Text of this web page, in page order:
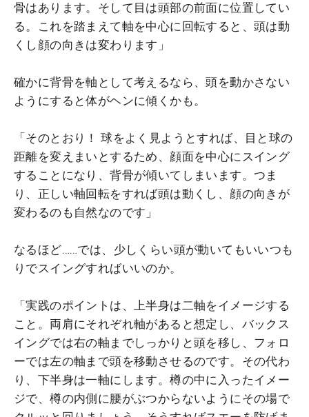
骨はあります。そして目は頭部の前面に位置してい
る。これを踏まえて軸を中心に回転すると、頭は動
くし顔の向きは変わります」
確かに背骨を軸として考えるなら、頭を動かさない
ようにすると体がヘンに傾くかも。
「そのとおり！ 球をよく見ようとすれば、目と球の
距離を変えまいとするため、顔面を中心にスイング
することになり、背骨が傾いてしまいます。つま
り、正しい軸回転をすれば頭は動くし、顔の向きが
変わるのも自然なのです」
なるほど……では、少しくらい頭が動いてもいいつも
りでスイングすればいいのか。
「実践のポイントは、上半身は二軸をイメージする
こと。両肩にそれぞれ軸があると想定し、バックス
イングでは右の軸までしっかりと頭を移し、フォロ
ーでは左の軸まで頭を移動させるのです。その代わ
り、下半身は一軸にします。樽の中に入ったイメー
ジで、樽の内側に腰がぶつからないようにその場で